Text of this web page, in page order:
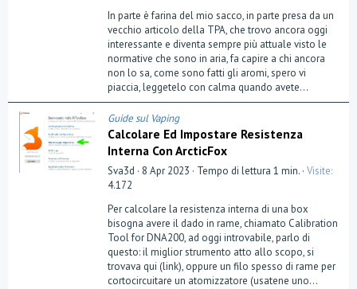
0
s
t
e
l
l
a
(
e
)
In parte è farina del mio sacco, in parte presa da un
vecchio articolo della TPA, che trovo ancora oggi
interessante e diventa sempre più attuale visto le
normative che sono in aria, fa capire a chi ancora
non lo sa, come sono fatti gli aromi, spero vi
piaccia, leggetelo con calma quando avete...
Guide sul Vaping
Calcolare Ed Impostare Resistenza
Interna Con ArcticFox
Sva3d 8 Apr 2023 Tempo di lettura 1 min. Visite
4.172
Per calcolare la resistenza interna di una box
bisogna avere il dado in rame, chiamato Calibration
Tool for DNA200, ad oggi introvabile, parlo di
questo: il miglior strumento atto allo scopo, si
trovava qui (link), oppure un filo spesso di rame per
cortocircuitare un atomizzatore (usatene uno...